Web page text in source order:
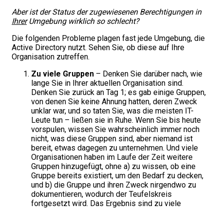
Aber ist der Status der zugewiesenen Berechtigungen in
IhrerUmgebung wirklich so schlecht?
Die folgenden Probleme plagen fast jede Umgebung, die
Active Directory nutzt. Sehen Sie, ob diese auf Ihre
Organisation zutreffen.
Zu viele Gruppen – Denken Sie darüber nach, wie
lange Sie in Ihrer aktuellen Organisation sind.
Denken Sie zurück an Tag 1; es gab einige Gruppen,
von denen Sie keine Ahnung hatten, deren Zweck
unklar war, und so taten Sie, was die meisten IT-
Leute tun – ließen sie in Ruhe. Wenn Sie bis heute
vorspulen, wissen Sie wahrscheinlich immer noch
nicht, was diese Gruppen sind, aber niemand ist
bereit, etwas dagegen zu unternehmen. Und viele
Organisationen haben im Laufe der Zeit weitere
Gruppen hinzugefügt, ohne a) zu wissen, ob eine
Gruppe bereits existiert, um den Bedarf zu decken,
und b) die Gruppe und ihren Zweck nirgendwo zu
dokumentieren, wodurch der Teufelskreis
fortgesetzt wird. Das Ergebnis sind zu viele